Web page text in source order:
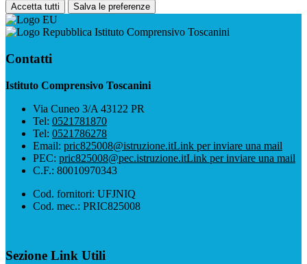
Accetta tutti Salva le preferenze
Istituto Comprensivo Toscanini
Contatti
Istituto Comprensivo Toscanini
Via Cuneo 3/A 43122 PR
Tel: 0521781870
Tel: 0521786278
Email: pric825008@istruzione.itLink per inviare una mail
PEC: pric825008@pec.istruzione.itLink per inviare una mail
C.F.: 80010970343
Cod. fornitori: UFJNIQ
Cod. mec.: PRIC825008
Sezione Link Utili